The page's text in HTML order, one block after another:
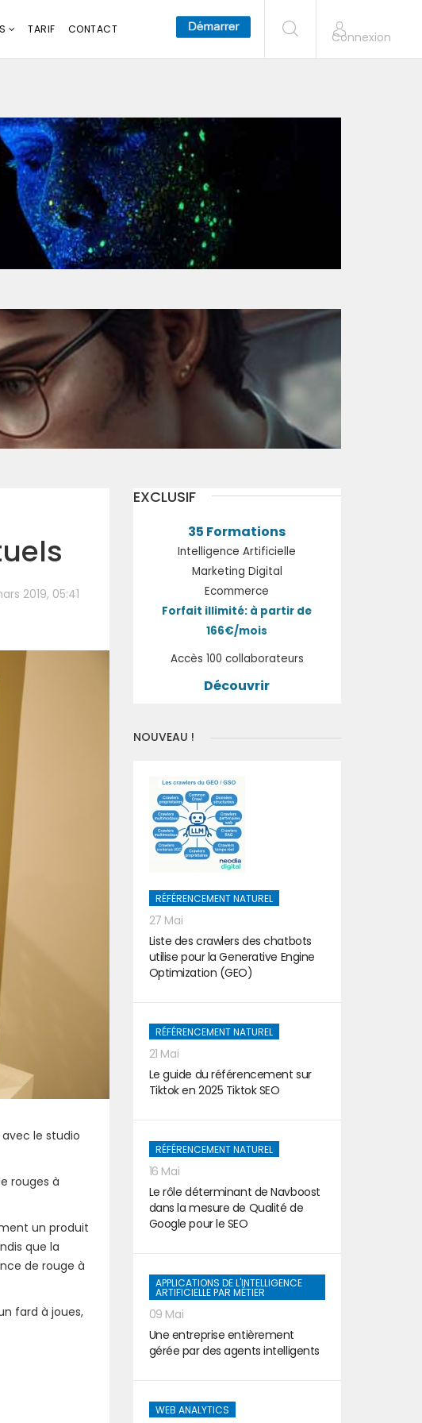
TARIF CONTACT
Connexion
2019, 05:41
le studio
rouges à
un produit
que la
de rouge à
fard à joues,
EXCLUSIF
35 Formations
Intelligence Artificielle
Marketing Digital
Ecommerce
Forfait illimité: à partir de
166€/mois
Accès 100 collaborateurs
Découvrir
NOUVEAU !
RÉFÉRENCEMENT NATUREL
27 Mai
Liste des crawlers des chatbots
utilise pour la Generative Engine
Optimization (GEO)
RÉFÉRENCEMENT NATUREL
21 Mai
Le guide du référencement sur
Tiktok en 2025 Tiktok SEO
RÉFÉRENCEMENT NATUREL
16 Mai
Le rôle déterminant de Navboost
dans la mesure de Qualité de
Google pour le SEO
APPLICATIONS DE L'INTELLIGENCE
ARTIFICIELLE PAR MÉTIER
09 Mai
Une entreprise entièrement
gérée par des agents intelligents
WEB ANALYTICS